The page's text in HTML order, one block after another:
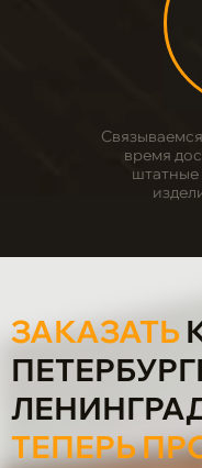
время
ЗАКАЗАТЬ
ТЕПЕРЬ